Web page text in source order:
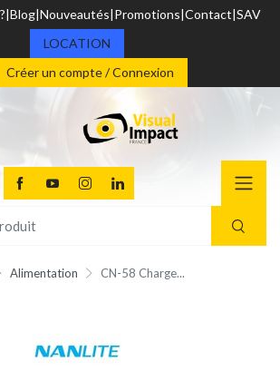
Blog Nouveautés Promotions Contact SAV
LOCATION
Créer un compte / Connexion
Alimentation CN-58 Charge...